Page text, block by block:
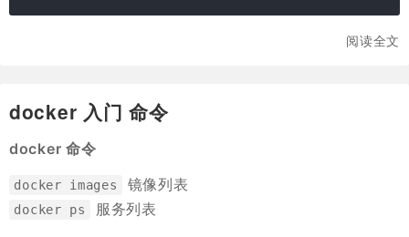
阅读全文
docker 入门 命令
docker 命令
docker images 镜像列表
docker ps 服务列表